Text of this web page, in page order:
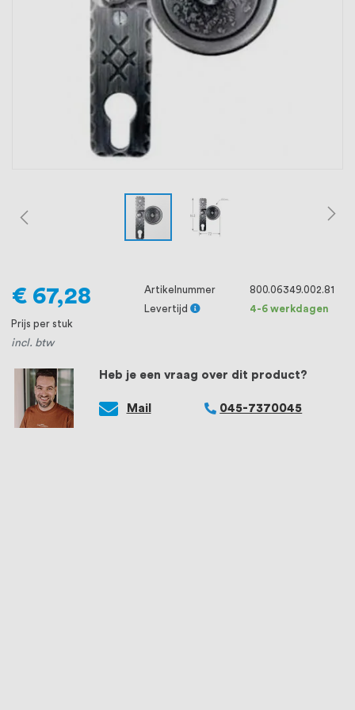
ons voorop, want we geloven dat een
goede relatie met onze klanten het
verschil maakt.
Heb je een vraag over dit product?
Mail 045-7370045
€ 67,28
Prijs per stuk
incl. btw
Artikelnummer
800.06349.002.81
Levertijd
4-6 werkdagen